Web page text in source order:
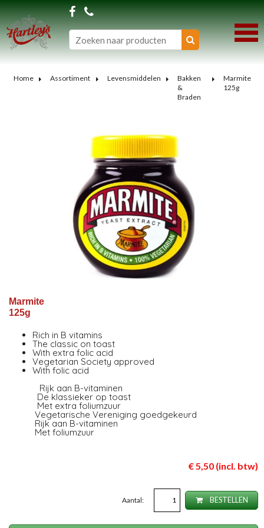
Home Assortiment Levensmiddelen
Bakken
&
Braden
Marmite
125g
Marmite
125g
Rich in B vitamins
The classic on toast
With extra folic acid
Vegetarian Society approved
With folic acid
Rijk aan B-vitaminen
De klassieker op toast
Met extra foliumzuur
Vegetarische Vereniging goedgekeurd
Rijk aan B-vitaminen
Met foliumzuur
€ 5,50 (incl. btw)
Aantal: BESTELLEN